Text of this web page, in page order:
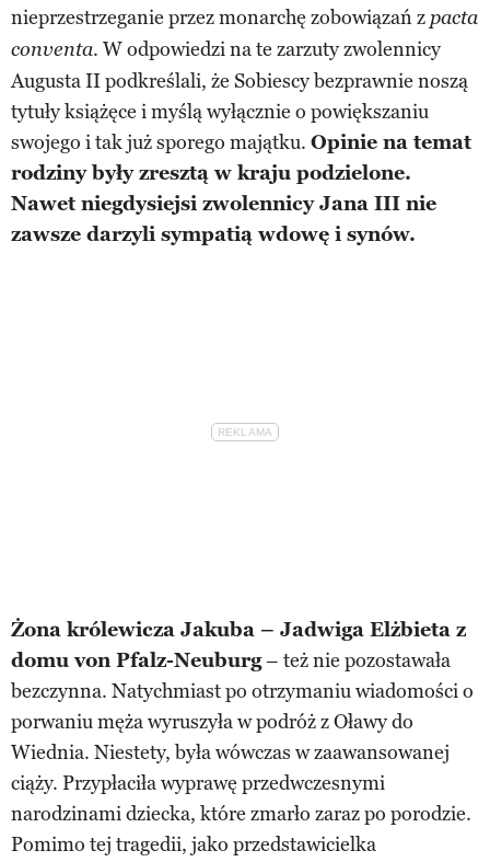
nieprzestrzeganie przez monarchę zobowiązań z pacta
conventa. W odpowiedzi na te zarzuty zwolennicy
Augusta II podkreślali, że Sobiescy bezprawnie noszą
tytuły książęce i myślą wyłącznie o powiększaniu
swojego i tak już sporego majątku. Opinie na temat
rodziny były zresztą w kraju podzielone.
Nawet niegdysiejsi zwolennicy Jana III nie
zawsze darzyli sympatią wdowę i synów.
Żona królewicza Jakuba – Jadwiga Elżbieta z
domu von Pfalz-Neuburg– też nie pozostawała
bezczynna. Natychmiast po otrzymaniu wiadomości o
porwaniu męża wyruszyła w podróż z Oławy do
Wiednia. Niestety, była wówczas w zaawansowanej
ciąży. Przypłaciła wyprawę przedwczesnymi
narodzinami dziecka, które zmarło zaraz po porodzie.
Pomimo tej tragedii, jako przedstawicielka